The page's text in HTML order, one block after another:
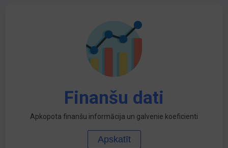
Finanšu dati
Apkopota finanšu informācija un galvenie koeficienti
Apskatīt